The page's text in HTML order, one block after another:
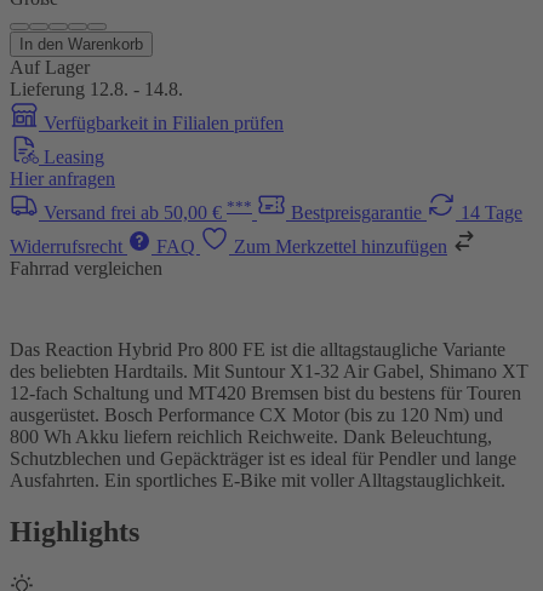
In den Warenkorb
Auf Lager
Lieferung 12.8. - 14.8.
Verfügbarkeit in Filialen prüfen
Leasing
Hier anfragen
Versand frei ab 50,00 € *** Bestpreisgarantie
14 Tage
Widerrufsrecht
FAQ
Zum Merkzettel hinzufügen
Fahrrad vergleichen
Das Reaction Hybrid Pro 800 FE ist die alltagstaugliche Variante
des beliebten Hardtails. Mit Suntour X1-32 Air Gabel, Shimano XT
12-fach Schaltung und MT420 Bremsen bist du bestens für Touren
ausgerüstet. Bosch Performance CX Motor (bis zu 120 Nm) und
800 Wh Akku liefern reichlich Reichweite. Dank Beleuchtung,
Schutzblechen und Gepäckträger ist es ideal für Pendler und lange
Ausfahrten. Ein sportliches E-Bike mit voller Alltagstauglichkeit.
Highlights